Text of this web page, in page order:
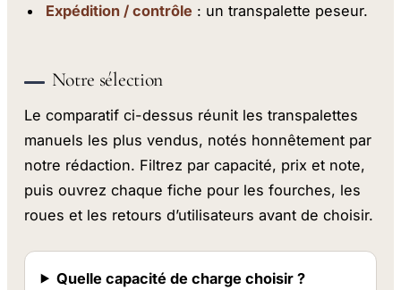
Expédition / contrôle : un transpalette peseur.
Notre sélection
Le comparatif ci-dessus réunit les transpalettes
manuels les plus vendus, notés honnêtement par
notre rédaction. Filtrez par capacité, prix et note,
puis ouvrez chaque fiche pour les fourches, les
roues et les retours d’utilisateurs avant de choisir.
Quelle capacité de charge choisir ?